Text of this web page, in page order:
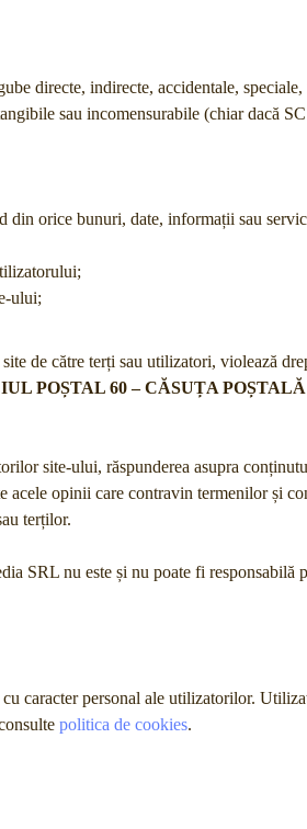
directe, indirecte, accidentale,
sau incomensurabile (chiar dacă
orice bunuri, date, informații sau
ului;
de către terți sau utilizatori, violează
POȘTAL 60 – CĂSUȚA POȘTALĂ
site-ului, răspunderea asupra
acele opinii care contravin termenilor și
terților.
SRL nu este și nu poate fi
caracter personal ale utilizatorilor.
politica de cookies.